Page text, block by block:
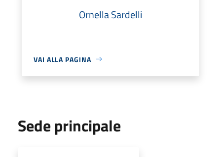
Ornella Sardelli
VAI ALLA PAGINA
Sede principale